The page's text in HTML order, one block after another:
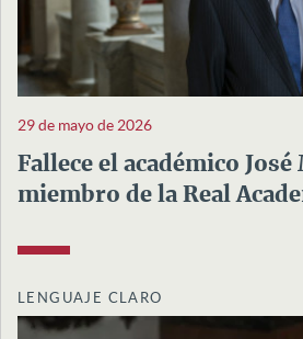
29 de mayo de 2026
Fallece el académico
miembro de la Real
LENGUAJE CLARO